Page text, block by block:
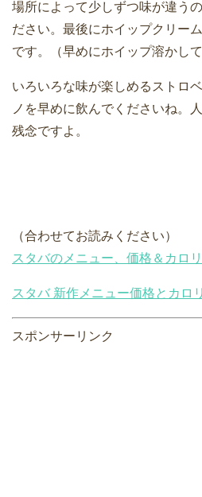
場所によって少しずつ味が違う
ださい。最後にホイップクリー
です。（早めにホイップ溶かし
いろいろな味が楽しめるストロ
ノを早めに飲んでくださいね。
残念ですよ。
（合わせてお読みください）
スタバのメニュー、価格＆カロ
スタバ 新作メニュー価格とカロ
スポンサーリンク